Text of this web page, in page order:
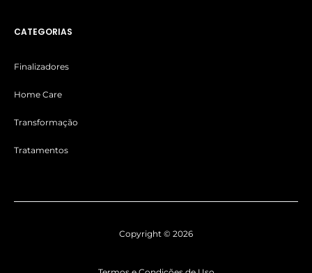
CATEGORIAS
Finalizadores
Home Care
Transformação
Tratamentos
Copyright © 2026